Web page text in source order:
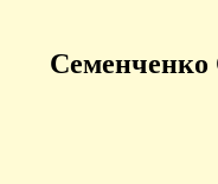
Семенченко